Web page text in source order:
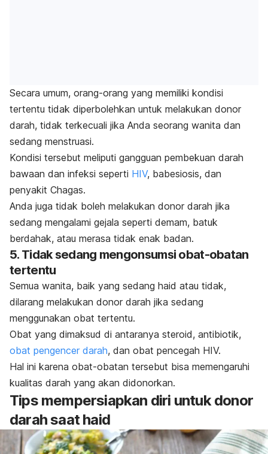
Secara umum, orang-orang yang memiliki kondisi
tertentu tidak diperbolehkan untuk melakukan donor
darah, tidak terkecuali jika Anda seorang wanita dan
sedang menstruasi.
Kondisi tersebut meliputi gangguan pembekuan darah
bawaan dan infeksi seperti HIV, babesiosis, dan
penyakit Chagas.
Anda juga tidak boleh melakukan donor darah jika
sedang mengalami gejala seperti demam, batuk
berdahak, atau merasa tidak enak badan.
5. Tidak sedang mengonsumsi obat-obatan
tertentu
Semua wanita, baik yang sedang haid atau tidak,
dilarang melakukan donor darah jika sedang
menggunakan obat tertentu.
Obat yang dimaksud di antaranya steroid, antibiotik,
obat pengencer darah, dan obat pencegah HIV.
Hal ini karena obat-obatan tersebut bisa memengaruhi
kualitas darah yang akan didonorkan.
Tips mempersiapkan diri untuk donor
darah saat haid